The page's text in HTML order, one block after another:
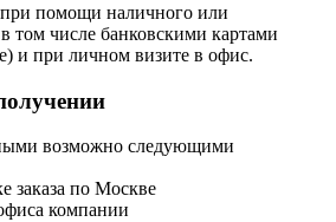
помощи наличного или
том числе банковскими картами
и при личном визите в офис.
возможно следующими
заказа по Москве
компании